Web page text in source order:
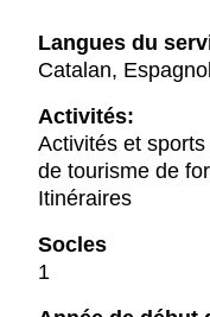
Langues du
Catalan, Espagnol
Activités:
Activités et
de tourisme de
Itinéraires
Socles
1